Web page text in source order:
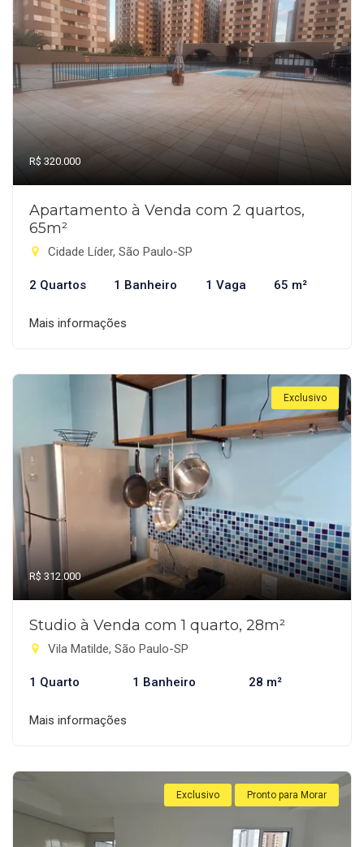
R$ 320.000
Apartamento à Venda com 2 quartos,
65m²
Cidade Líder, São Paulo-SP
2 Quartos 1 Banheiro 1 Vaga 65 m²
Mais informações
Exclusivo
R$ 312.000
Studio à Venda com 1 quarto, 28m²
Vila Matilde, São Paulo-SP
1 Quarto 1 Banheiro 28 m²
Mais informações
Exclusivo Pronto para Morar